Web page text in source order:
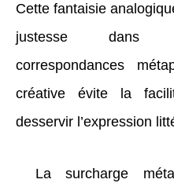
Cette fantaisie
justesse dans
correspondances
créative évite la
desservir l’expression
La surcharge